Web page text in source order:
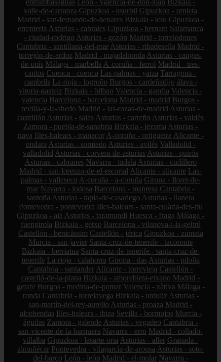
valle-de-carranza Gipuzkoa - usurbil Gipuzkoa - urnieta
Madrid - san-fernando-de-henares Bizkaia - loiu Gipuzkoa -
errenteria Asturias - cabrales Gipuzkoa - hernani Salamanca
- ciudad-rodrigo Asturias - gozón Madrid - torrelodones
Cantabria - santillana-del-mar Asturias - ribadesella Madrid -
torrejón-de-ardoz Madrid - majadahonda Asturias - cangas-
de-onís Málaga - marbella A-coruña - ferrol Madrid - tres-
cantos Cuenca - cuenca Las-palmas - yaiza Tarragona -
cambrils La-rioja - logroño Burgos - cardeñadijo álava -
vitoria-gasteiz Bizkaia - bilbao Valencia - gandia Valencia -
valencia Barcelona - barcelona Madrid - madrid Burgos -
revilla-y-la-ahedo Madrid - las-rozas-de-madrid Asturias -
castrillón Asturias - salas Asturias - carreño Asturias - valdés
Zamora - puebla-de-sanabria Bizkaia - lezama Asturias -
nava Illes-balears - manacor A-coruña - ortigueira Alicante -
ondara Asturias - somiedo Asturias - avilés Valladolid -
valladolid Asturias - corvera-de-asturias Asturias - quirós
Asturias - cabranes Navarra - tudela Asturias - cudillero
Madrid - san-lorenzo-de-el-escorial Alicante - alicante Las-
palmas - valleseco A-coruña - a-coruña Girona - lloret-de-
mar Navarra - lodosa Barcelona - manresa Cantabria -
santoña Asturias - tapia-de-casariego Asturias - llanera
Pontevedra - pontevedra Illes-balears - santa-eulària-des-riu
Gipuzkoa - aia Asturias - taramundi Huesca - fraga Málaga -
fuengirola Bizkaia - getxo Barcelona - vilanova-i-la-geltrú
Castellón - benicàssim Castellón - jérica Gipuzkoa - zumaia
Murcia - san-javier Santa-cruz-de-tenerife - tacoronte
Bizkaia - berriatua Santa-cruz-de-tenerife - santa-cruz-de-
tenerife La-rioja - calahorra Girona - das Asturias - piloña
Cantabria - santander Alicante - torrevieja Castellón -
castelló-de-la-plana Bizkaia - amorebieta-etxano Madrid -
getafe Burgos - medina-de-pomar Valencia - xàtiva Málaga -
ronda Cantabria - torrelavega Bizkaia - urduliz Asturias -
san-martín-del-rey-aurelio Asturias - proaza Madrid -
alcobendas Illes-balears - ibiza Sevilla - bormujos Murcia -
águilas Zamora - galende Asturias - vegadeo Cantabria -
san-vicente-de-la-barquera Navarra - erro Madrid - collado-
villalba Gipuzkoa - lasarte-oria Asturias - aller Granada -
almuñécar Pontevedra - vilagarcía-de-arousa Asturias - soto-
del-barco León - león Madrid - el-molar Navarra -